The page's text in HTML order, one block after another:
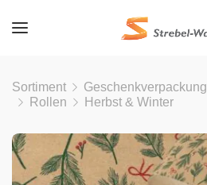
Sortiment Geschenkverpackung
Rollen
Herbst & Winter